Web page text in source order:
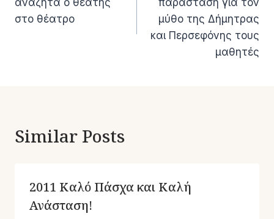
στο θέατρο
μύθο της Δήμητρας
και Περσεφόνης τους
μαθητές
Similar Posts
2011 Καλό Πάσχα και Καλή
Ανάσταση!